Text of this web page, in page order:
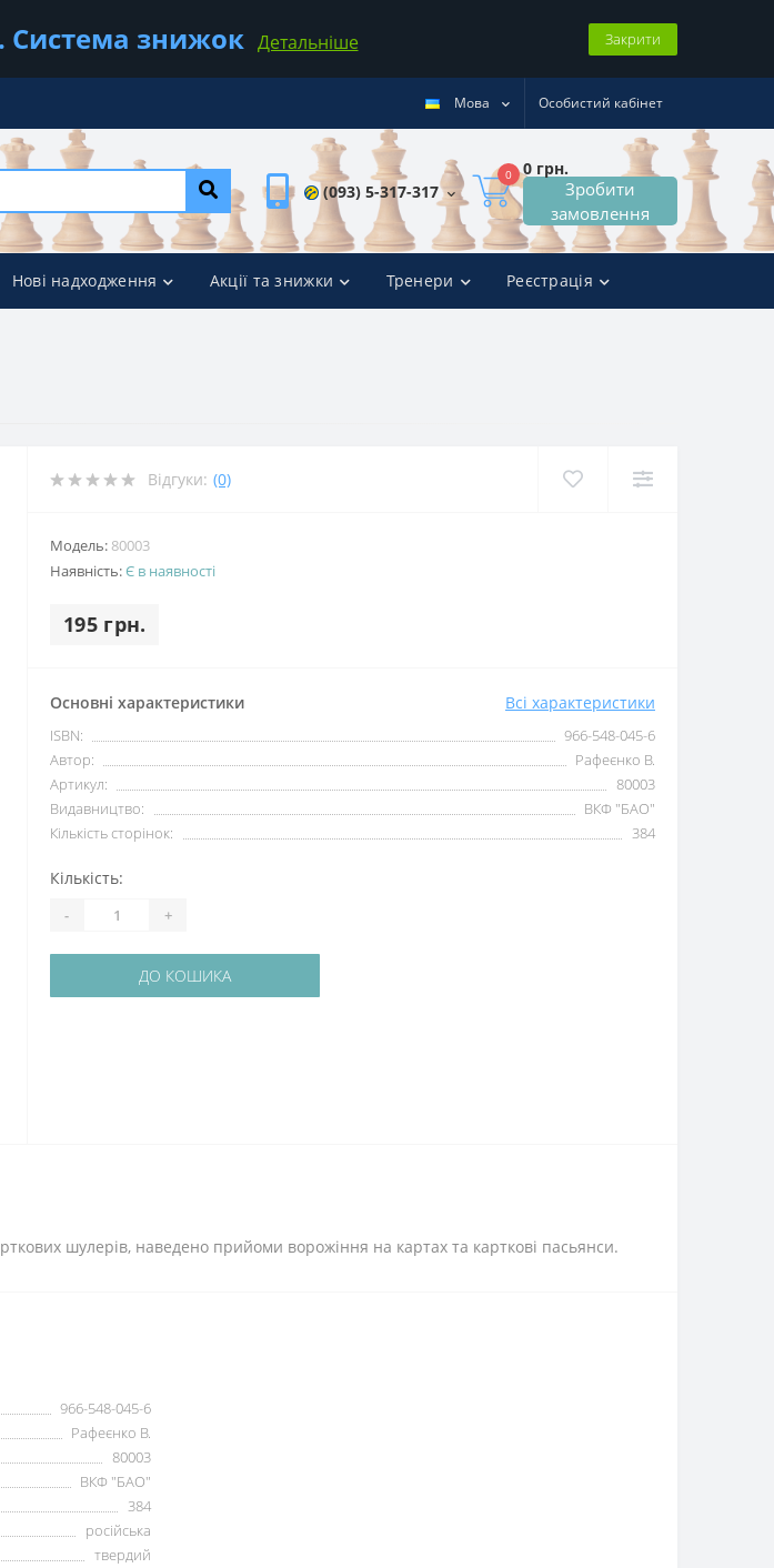
знижок Детальніше Закрити
Мова Особистий кабінет
(093) 5-317-317
0 0 грн.
Зробити
замовлення
Нові надходження Акції та знижки Тренери Реєстрація
Відгуки: (0)
Модель: 80003
Наявність:Є в наявності
195 грн.
Основні характеристики Всі характеристики
ISBN:
966-548-045-6
Автор:
Рафеєнко В.
Артикул:
80003
Видавництво:
ВКФ "БАО"
Кількість сторінок:
384
Кількість:
- +
ДО КОШИКА
шулерів, наведено прийоми ворожіння на картах та карткові пасьянси.
966-548-045-6
Рафеєнко В.
80003
ВКФ "БАО"
384
російська
твердий